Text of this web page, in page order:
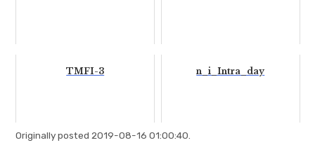
TMFI-3 n_i_Intra_day
Originally posted 2019-08-16 01:00:40.